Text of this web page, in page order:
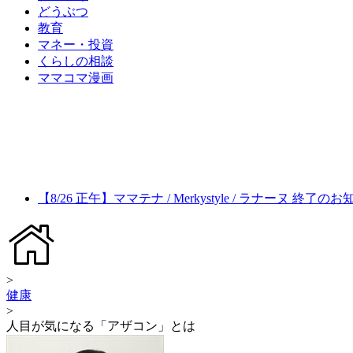
どうぶつ
教育
マネー・投資
くらしの相談
ママコマ漫画
【8/26 正午】ママテナ / Merkystyle / ラナーヌ 終了のお
>
健康
>
人目が気になる「アザコン」とは